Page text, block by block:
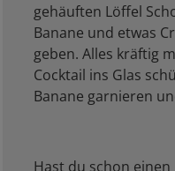
gehäuften Löffel
Banane und etwas
geben. Alles kräftig
Cocktail ins Glas
Banane garnieren
Hast du schon einen